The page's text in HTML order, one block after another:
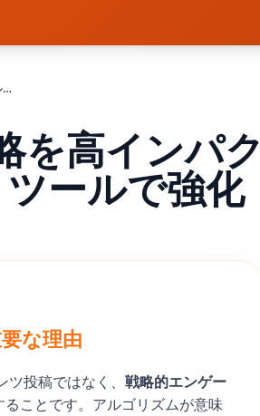
ソーシャルメディア戦略を高インパクトなエンゲージメントツールで強化
を高インパク
ールで強化
な理由
投稿ではなく、 戦略的エンゲー
ことです。アルゴリズムが意味